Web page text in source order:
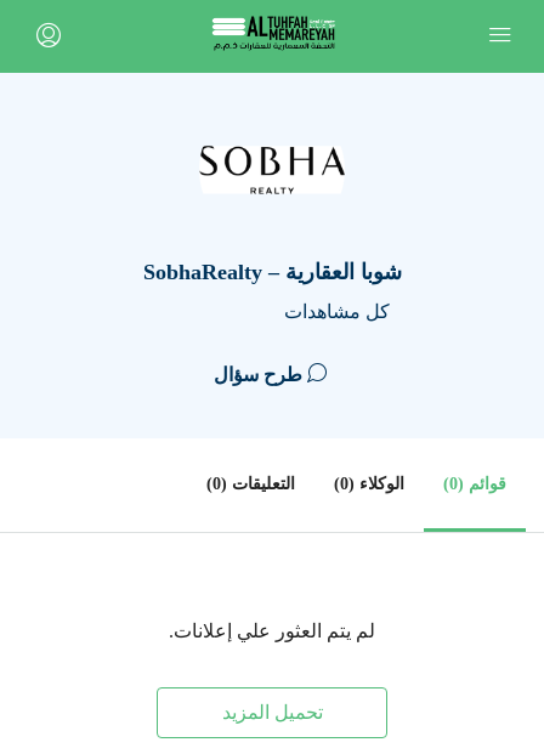
شوبا العقارية – SobhaRealty
كل مشاهدات
طرح سؤال
قوائم (0) الوكلاء (0) التعليقات (0)
لم يتم العثور علي إعلانات.
تحميل المزيد